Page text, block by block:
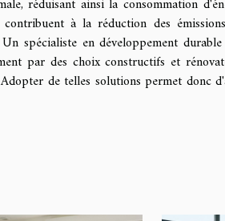
réduisant ainsi la consommation
contribuent à la réduction des
spécialiste en développement
par des choix constructifs et
de telles solutions permet donc